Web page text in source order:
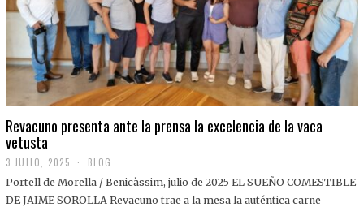
Revacuno presenta ante la prensa la excelencia de la vaca
vetusta
3 JULIO, 2025
J
U
BLOG
Portell de Morella / Benicàssim, julio de 2025 EL SUEÑO COMESTIBLE
DE JAIME SOROLLA Revacuno trae a la mesa la auténtica carne